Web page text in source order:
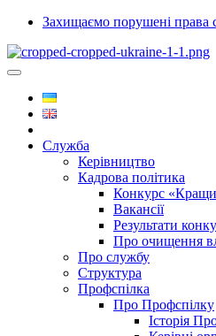
Захищаємо порушені права
Служба
Керівництво
Кадрова політика
Конкурс
Вакансії
Результати
Про очищення
Про службу
Структура
Профспілка
Про Профспілку
Історія